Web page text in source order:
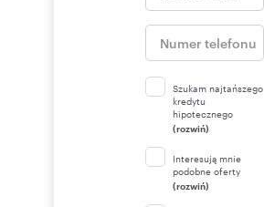
Szukam najtańszego
kredytu
hipotecznego
(rozwiń)
Interesują mnie
podobne oferty
(rozwiń)